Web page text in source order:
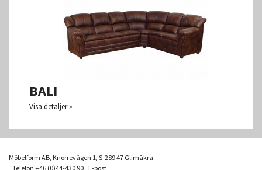
BALI
Visa detaljer
Möbelform AB, Knorrevägen 1, S-289 47 Glimåkra
Telefon +46 (0)44-430 90 E-post